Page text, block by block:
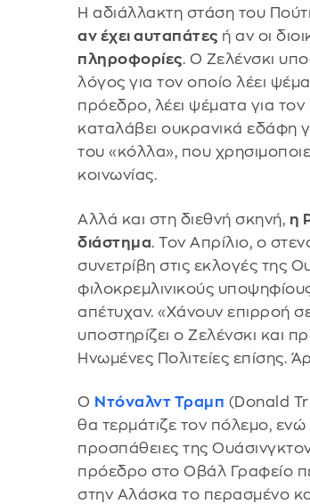
Η αδιάλλακτη στάση του
αν έχει αυταπάτες ή αν οι
πληροφορίες. Ο Ζελένσκι
λόγος για τον οποίο λέει
πρόεδρο, λέει ψέματα για
καταλάβει ουκρανικά εδάφη
του «κόλλα», που
κοινωνίας.
Αλλά και στη διεθνή σκηνή, η
διάστημα. Τον Απρίλιο, ο
συνετρίβη στις εκλογές της
φιλοκρεμλινικούς
απέτυχαν. «Χάνουν επιρροή
υποστηρίζει ο Ζελένσκι και
Ηνωμένες Πολιτείες επίσης.
Ο Ντόναλντ Τραμπ (Donald
θα τερμάτιζε τον πόλεμο, ενώ
προσπάθειες της
πρόεδρο στο Οβάλ Γραφείο
στην Αλάσκα το περασμένο